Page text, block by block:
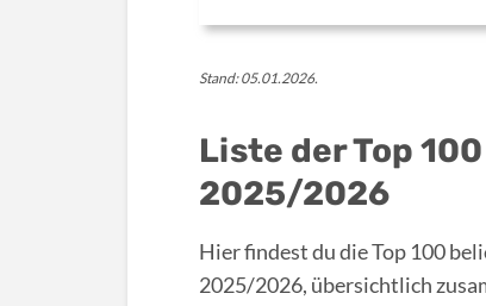
Stand: 05.01.2026.
Liste der Top
2025/2026
Hier findest du die Top 100
2025/2026, übersichtlich